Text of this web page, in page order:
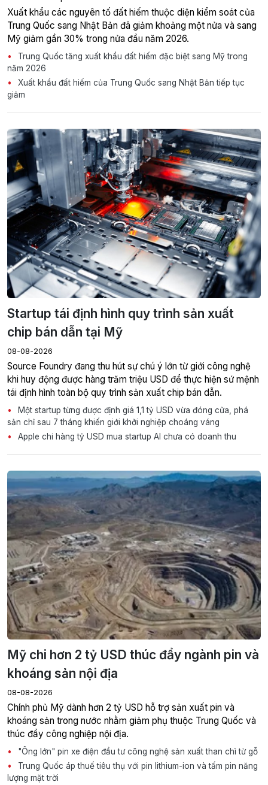
Xuất khẩu các nguyên tố đất hiếm thuộc diện kiểm soát của
Trung Quốc sang Nhật Bản đã giảm khoảng một nửa và sang
Mỹ giảm gần 30% trong nửa đầu năm 2026.
Trung Quốc tăng xuất khẩu đất hiếm đặc biệt sang Mỹ trong
năm 2026
Xuất khẩu đất hiếm của Trung Quốc sang Nhật Bản tiếp tục
giảm
Startup tái định hình quy trình sản xuất
chip bán dẫn tại Mỹ
08-08-2026
Source Foundry đang thu hút sự chú ý lớn từ giới công nghệ
khi huy động được hàng trăm triệu USD để thực hiện sứ mệnh
tái định hình toàn bộ quy trình sản xuất chip bán dẫn.
Một startup từng được định giá 1,1 tỷ USD vừa đóng cửa, phá
sản chỉ sau 7 tháng khiến giới khởi nghiệp choáng váng
Apple chi hàng tỷ USD mua startup AI chưa có doanh thu
Mỹ chi hơn 2 tỷ USD thúc đẩy ngành pin và
khoáng sản nội địa
08-08-2026
Chính phủ Mỹ dành hơn 2 tỷ USD hỗ trợ sản xuất pin và
khoáng sản trong nước nhằm giảm phụ thuộc Trung Quốc và
thúc đẩy công nghiệp nội địa.
"Ông lớn" pin xe điện đầu tư công nghệ sản xuất than chì từ gỗ
Trung Quốc áp thuế tiêu thụ với pin lithium-ion và tấm pin năng
lượng mặt trời